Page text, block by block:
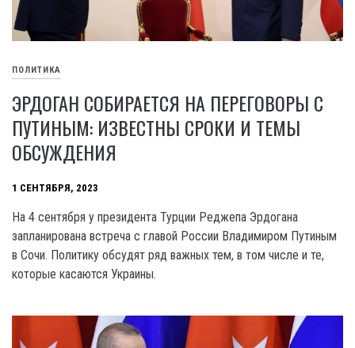
ПОЛИТИКА
ЭРДОГАН СОБИРАЕТСЯ НА ПЕРЕГОВОРЫ С
ПУТИНЫМ: ИЗВЕСТНЫ СРОКИ И ТЕМЫ
ОБСУЖДЕНИЯ
1 СЕНТЯБРЯ, 2023
На 4 сентября у президента Турции Реджепа Эрдогана
запланирована встреча с главой России Владимиром Путиным
в Сочи. Политику обсудят ряд важных тем, в том числе и те,
которые касаются Украины.